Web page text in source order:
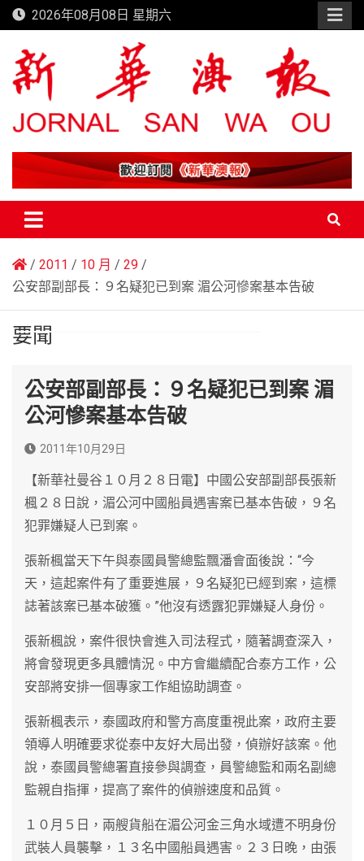
Skip
to
content
2026年08月08日 星期六
新華澳報
2011 10 月
29
公安部副部長：９名疑犯已到案 湄公河慘案基本告破
要聞
公安部副部長：９名疑犯已到案 湄
公河慘案基本告破
2011年10月29日
【新華社曼谷１０月２８日電】中國公安部副部長張新
楓２８日說，湄公河中國船員遇害案已基本告破，９名
犯罪嫌疑人已到案。
張新楓當天下午與泰國員警總監飄潘會面後說：“今
天，這起案件有了重要進展，９名疑犯已經到案，這標
誌著該案已基本破獲。”他沒有透露犯罪嫌疑人身份。
張新楓說，案件很快會進入司法程式，隨著調查深入，
將會發現更多具體情況。中方會繼續配合泰方工作，公
安部將安排一個專家工作組協助調查。
張新楓表示，泰國政府和警方高度重視此案，政府主要
領導人明確要求從泰中友好大局出發，偵辦好該案。他
說，泰國員警總署直接參與調查，員警總監和兩名副總
監親自指揮，提高了案件的偵辦速度和品質。
１０月５日，兩艘貨船在湄公河金三角水域遭不明身份
武裝人員襲擊，１３名中國船員遇害。２３日晚，由張